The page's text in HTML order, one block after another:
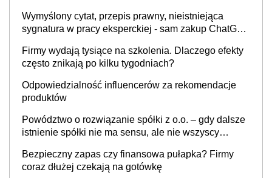
Wymyślony cytat, przepis prawny, nieistniejąca
sygnatura w pracy eksperckiej - sam zakup ChatGPT
Firmy wydają tysiące na szkolenia. Dlaczego efekty
często znikają po kilku tygodniach?
Odpowiedzialność influencerów za rekomendacje
produktów
Powództwo o rozwiązanie spółki z o.o. – gdy dalsze
istnienie spółki nie ma sensu, ale nie wszyscy
Bezpieczny zapas czy finansowa pułapka? Firmy
coraz dłużej czekają na gotówkę